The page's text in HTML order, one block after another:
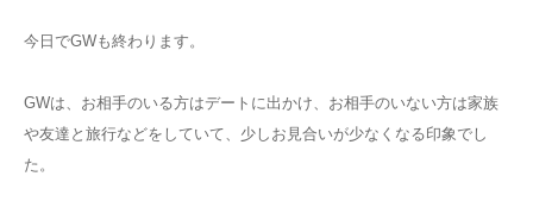
今日でGWも終わります。
GWは、お相手のいる方はデートに出かけ、お相手のいない方は家族
や友達と旅行などをしていて、少しお見合いが少なくなる印象でし
た。